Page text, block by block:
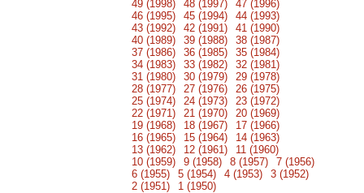
49 (1998)
48 (1997)
47 (1996)
46 (1995)
45 (1994)
44 (1993)
43 (1992)
42 (1991)
41 (1990)
40 (1989)
39 (1988)
38 (1987)
37 (1986)
36 (1985)
35 (1984)
34 (1983)
33 (1982)
32 (1981)
31 (1980)
30 (1979)
29 (1978)
28 (1977)
27 (1976)
26 (1975)
25 (1974)
24 (1973)
23 (1972)
22 (1971)
21 (1970)
20 (1969)
19 (1968)
18 (1967)
17 (1966)
16 (1965)
15 (1964)
14 (1963)
13 (1962)
12 (1961)
11 (1960)
10 (1959)
9 (1958) 8 (1957)
7 (1956)
6 (1955)
5 (1954) 4 (1953)
3 (1952)
2 (1951)
1 (1950)